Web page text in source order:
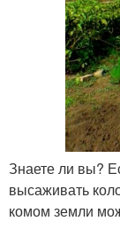
Знаете ли вы?
высаживать
комом земли